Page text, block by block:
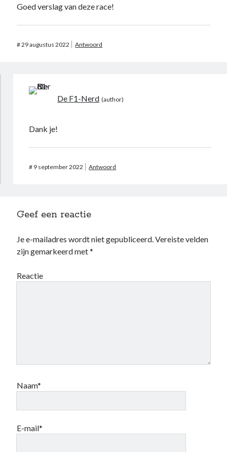
Goed verslag van deze race!
#29 augustus 2022 Antwoord
De F1-Nerd
Dank je!
# 9 september 2022 Antwoord
Geef een reactie
Je e-mailadres wordt niet gepubliceerd.Vereiste velden
zijn gemarkeerd met*
Reactie
Naam*
E-mail*